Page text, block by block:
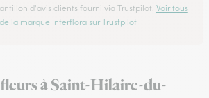
d'avis clients fourni via Trustpilot. Voir tous
la marque Interflora sur Trustpilot
à Saint-Hilaire-du-